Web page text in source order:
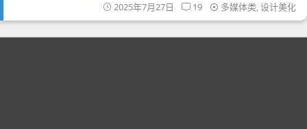
2025年7月27日 19 多媒体类,设计美化